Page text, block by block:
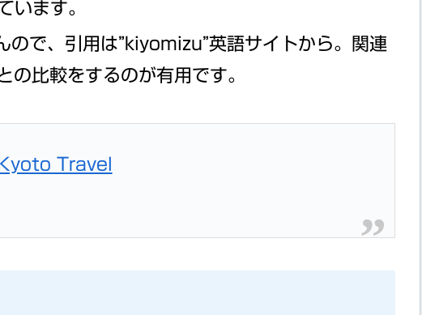
います。
ので、引用は”kiyomizu”英語サイトから。関連
比較をするのが有用です。
Travel